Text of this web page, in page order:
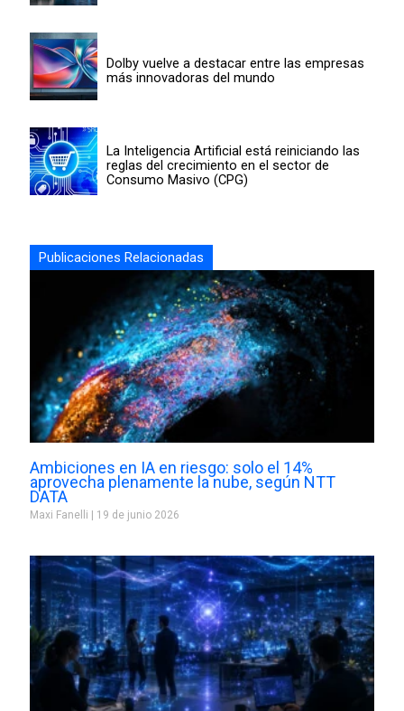
Dolby vuelve a destacar entre las empresas
más innovadoras del mundo
La Inteligencia Artificial está reiniciando las
reglas del crecimiento en el sector de
Consumo Masivo (CPG)
Publicaciones Relacionadas
Ambiciones en IA en riesgo: solo el 14%
aprovecha plenamente la nube, según NTT
DATA
Maxi Fanelli 19 de junio 2026